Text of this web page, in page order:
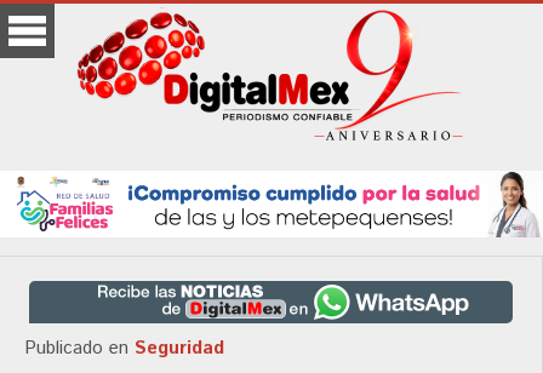
Publicado en Seguridad